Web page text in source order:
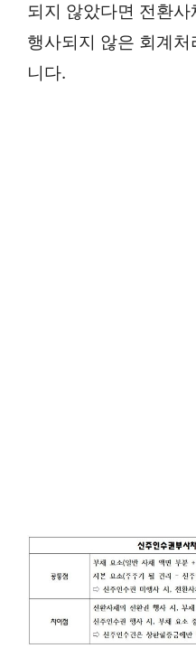
되지 않았다면 전환
행사되지 않은 회계
니다.